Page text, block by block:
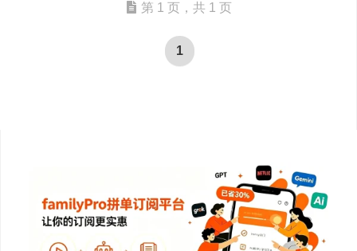
第 1 页，共 1 页
1